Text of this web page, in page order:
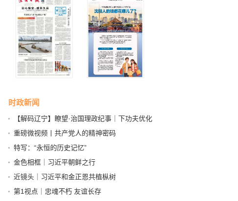
时政新闻
【解码辽宁】瞭望·治国理政纪事｜下功夫优化
营商环境
重磅微视频丨共产党人的精神密码
特写：“永恒的历史记忆”
金色相框｜习近平朝鲜之行
近镜头｜习近平和金正恩共植枞树
第1视点｜忠魂不朽 友谊长存